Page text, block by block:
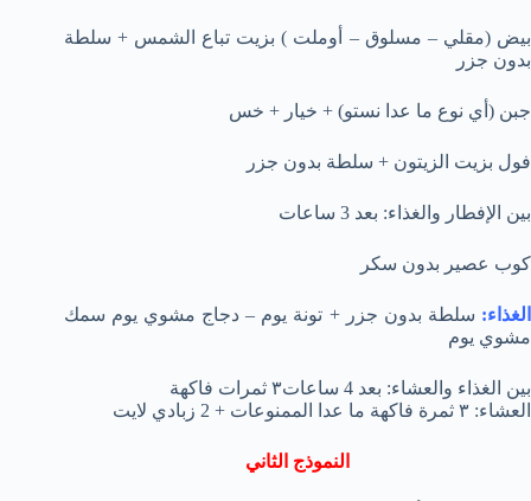
بيض (مقلي – مسلوق – أوملت ) بزيت تباع الشمس + سلطة
بدون جزر
جبن (أي نوع ما عدا نستو) + خيار + خس
فول بزيت الزيتون + سلطة بدون جزر
بين الإفطار والغذاء: بعد 3 ساعات
كوب عصير بدون سكر
الغذاء: سلطة بدون جزر + تونة يوم – دجاج مشوي يوم سمك
مشوي يوم
بين الغذاء والعشاء: بعد 4 ساعات٣ ثمرات فاكهة
العشاء: ٣ ثمرة فاكهة ما عدا الممنوعات + 2 زبادي لايت
النموذج الثاني